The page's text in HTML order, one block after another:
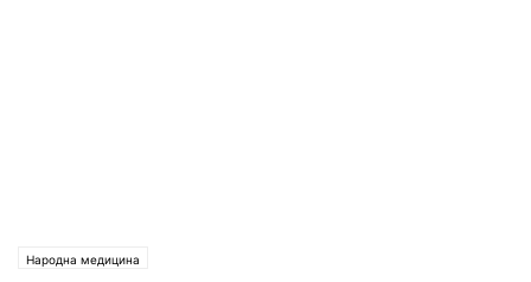
Народна медицина